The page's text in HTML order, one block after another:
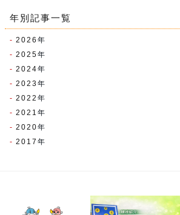
年別記事一覧
2026 年
2025年
2024年
2023 年
2022 年
2021 年
2020年
2017 年